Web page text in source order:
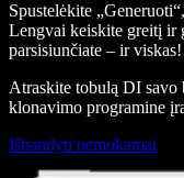
Spustelėkite
Lengvai keiskite greitį ir
parsisiunčiate – ir viskas!
Atraskite tobulą DI savo
klonavimo programine
Išbandyti nemokamai